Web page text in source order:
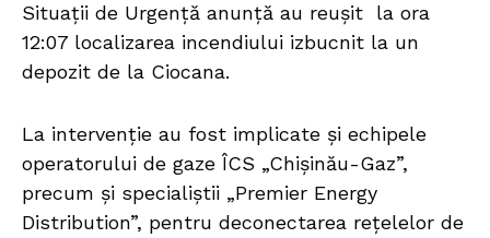
Situații de Urgență anunță au reușit la ora
12:07 localizarea incendiului izbucnit la un
depozit de la Ciocana.
La intervenție au fost implicate și echipele
operatorului de gaze ÎCS „Chișinău-Gaz”,
precum și specialiștii „Premier Energy
Distribution”, pentru deconectarea rețelelor de